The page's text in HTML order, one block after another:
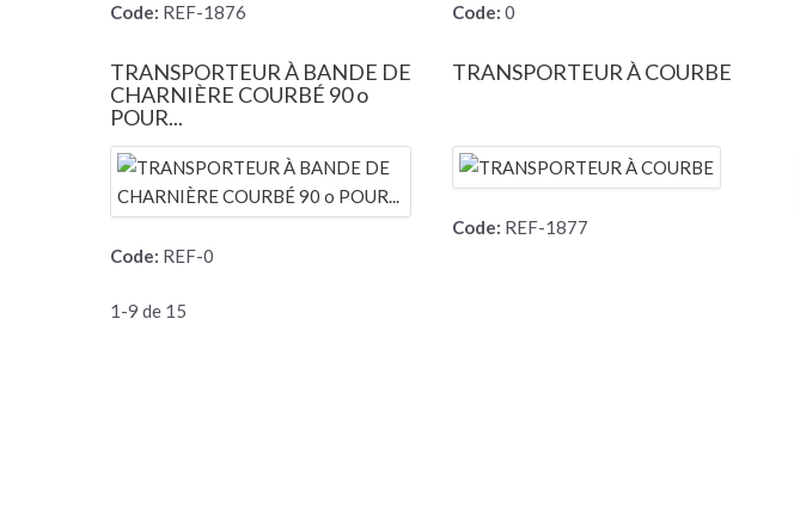
Code: REF-1876 Code: 0
TRANSPORTEUR À BANDE DE
CHARNIÈRE COURBÉ 90 o
POUR...
Code: REF-0
TRANSPORTEUR À COURBE
Code: REF-1877
1-9 de 15